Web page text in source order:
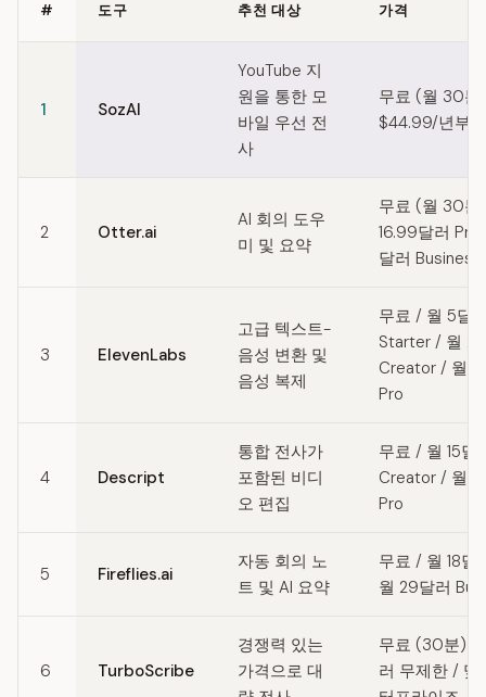
# 도구 추천 대상 가격
1 SozAI
YouTube 지
원을 통한 모
바일 우선 전
사
무료 (월 30
$44.99/년부터
2 Otter.ai
AI 회의 도우
미 및 요약
무료 (월 30분
16.99달러
달러 Business
3 ElevenLabs
고급 텍스트-
음성 변환 및
음성 복제
무료 / 월 5달
Starter / 월
Creator / 월
Pro
4 Descript
통합 전사가
포함된 비디
오 편집
무료 / 월 15달
Creator / 월
Pro
5 Fireflies.ai
자동 회의 노
트 및 AI 요약
무료 / 월 18달
월 29달러
6 TurboScribe
경쟁력 있는
가격으로 대
무료 (30분) /
러 무제한 / 맞